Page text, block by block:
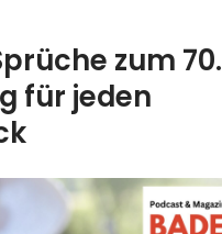
zum 70.
für jeden